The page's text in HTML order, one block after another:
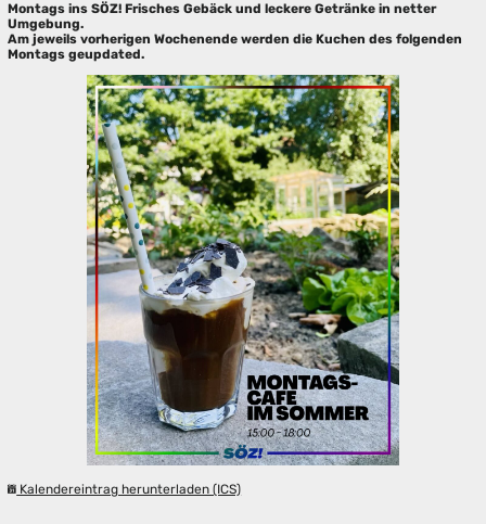
Montags ins SÖZ! Frisches Gebäck und leckere Getränke in netter
Umgebung.
Am jeweils vorherigen Wochenende werden die Kuchen des folgenden
Montags geupdated.
Kalendereintrag herunterladen (ICS)